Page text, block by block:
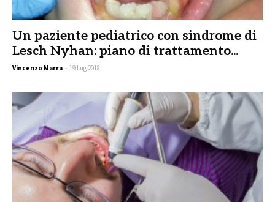
Un paziente pediatrico con sindrome di
Lesch Nyhan: piano di trattamento...
Vincenzo Marra - 19 Lug 2018